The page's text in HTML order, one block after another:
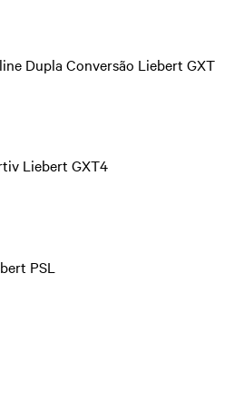
Dupla Conversão Liebert GXT
Liebert GXT4
PSL